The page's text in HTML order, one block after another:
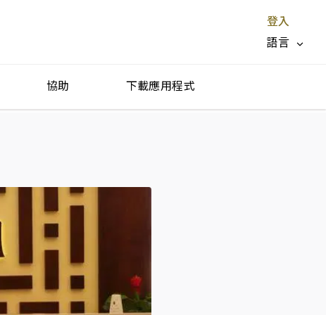
登入
語言
協助 下載應用程式